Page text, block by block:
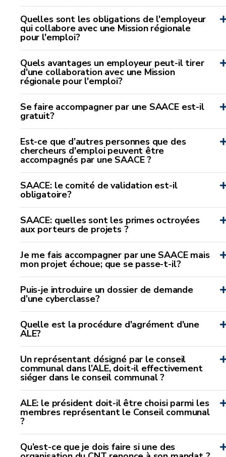
Quelles sont les obligations de l'employeur
qui collabore avec une Mission régionale
pour l'emploi?
Quels avantages un employeur peut-il tirer
d'une collaboration avec une Mission
régionale pour l'emploi?
Se faire accompagner par une SAACE est-il
gratuit?
Est-ce que d’autres personnes que des
chercheurs d'emploi peuvent être
accompagnés par une SAACE ?
SAACE: le comité de validation est-il
obligatoire?
SAACE: quelles sont les primes octroyées
aux porteurs de projets ?
Je me fais accompagner par une SAACE mais
mon projet échoue; que se passe-t-il?
Puis-je introduire un dossier de demande
d’une cyberclasse?
Quelle est la procédure d'agrément d'une
ALE?
Un représentant désigné par le conseil
communal dans l’ALE, doit-il effectivement
siéger dans le conseil communal ?
ALE: le président doit-il être choisi parmi les
membres représentant le Conseil communal
?
Qu’est-ce que je dois faire si une des